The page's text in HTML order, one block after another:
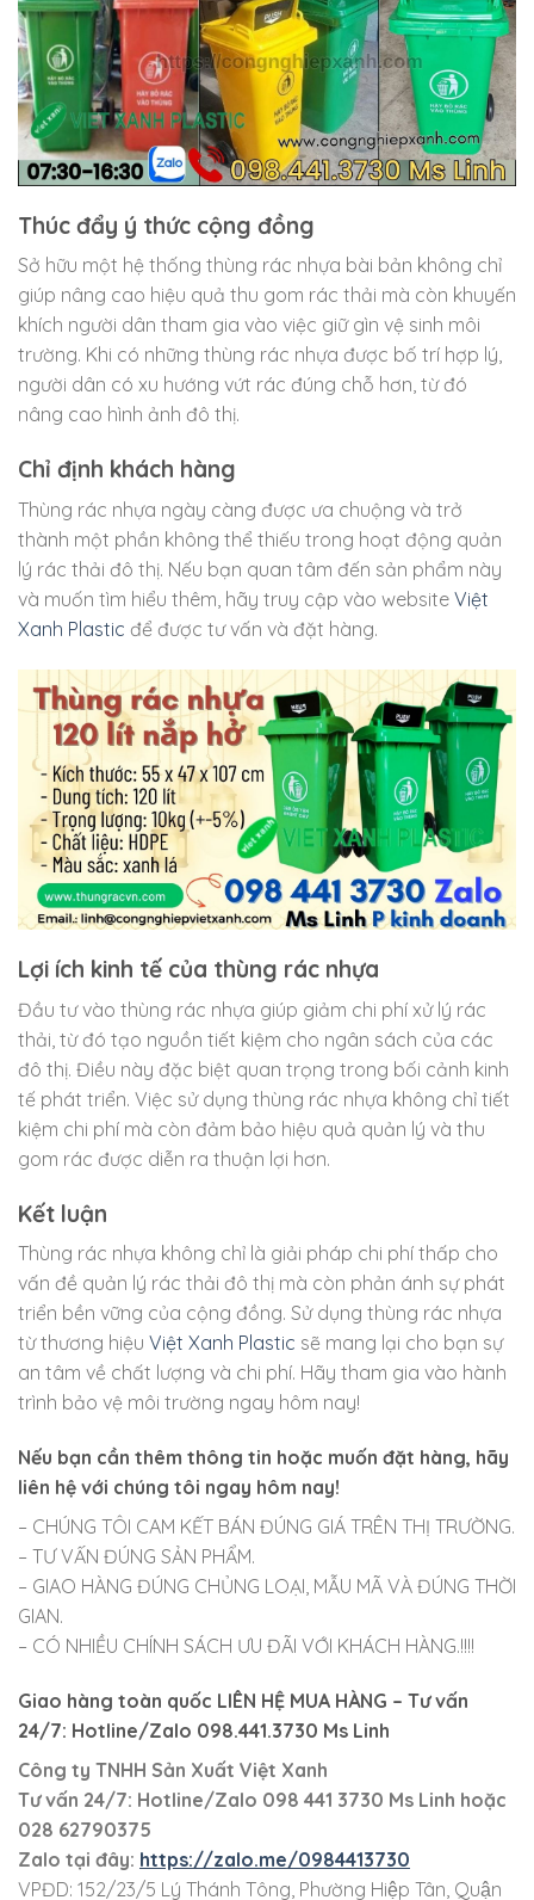
Thúc đẩy ý thức cộng đồng
Sở hữu một hệ thống thùng rác nhựa bài bản không chỉ
giúp nâng cao hiệu quả thu gom rác thải mà còn khuyến
khích người dân tham gia vào việc giữ gìn vệ sinh môi
trường. Khi có những thùng rác nhựa được bố trí hợp lý,
người dân có xu hướng vứt rác đúng chỗ hơn, từ đó
nâng cao hình ảnh đô thị.
Chỉ định khách hàng
Thùng rác nhựa ngày càng được ưa chuộng và trở
thành một phần không thể thiếu trong hoạt động quản
lý rác thải đô thị. Nếu bạn quan tâm đến sản phẩm này
và muốn tìm hiểu thêm, hãy truy cập vào website Việt
Xanh Plastic để được tư vấn và đặt hàng.
Lợi ích kinh tế của thùng rác nhựa
Đầu tư vào thùng rác nhựa giúp giảm chi phí xử lý rác
thải, từ đó tạo nguồn tiết kiệm cho ngân sách của các
đô thị. Điều này đặc biệt quan trọng trong bối cảnh kinh
tế phát triển. Việc sử dụng thùng rác nhựa không chỉ tiết
kiệm chi phí mà còn đảm bảo hiệu quả quản lý và thu
gom rác được diễn ra thuận lợi hơn.
Kết luận
Thùng rác nhựa không chỉ là giải pháp chi phí thấp cho
vấn đề quản lý rác thải đô thị mà còn phản ánh sự phát
triển bền vững của cộng đồng. Sử dụng thùng rác nhựa
từ thương hiệu Việt Xanh Plastic sẽ mang lại cho bạn sự
an tâm về chất lượng và chi phí. Hãy tham gia vào hành
trình bảo vệ môi trường ngay hôm nay!
Nếu bạn cần thêm thông tin hoặc muốn đặt hàng, hãy
liên hệ với chúng tôi ngay hôm nay!
– CHÚNG TÔI CAM KẾT BÁN ĐÚNG GIÁ TRÊN THỊ TRƯỜNG.
– TƯ VẤN ĐÚNG SẢN PHẨM.
– GIAO HÀNG ĐÚNG CHỦNG LOẠI, MẪU MÃ VÀ ĐÚNG THỜI
GIAN.
– CÓ NHIỀU CHÍNH SÁCH ƯU ĐÃI VỚI KHÁCH HÀNG.!!!!
Giao hàng toàn quốc LIÊN HỆ MUA HÀNG – Tư vấn
24/7: Hotline/Zalo 098.441.3730 Ms Linh
Công ty TNHH Sản Xuất Việt Xanh
Tư vấn 24/7: Hotline/Zalo 098 441 3730 Ms Linh hoặc
028 62790375
Zalo tại đây: https://zalo.me/0984413730
VPĐD: 152/23/5 Lý Thánh Tông, Phường Hiệp Tân, Quận